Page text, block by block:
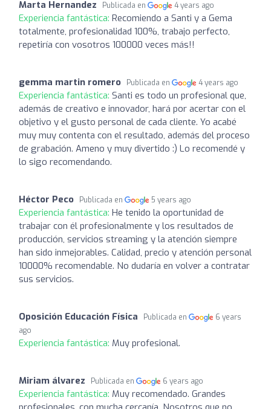
Marta Hernandez Publicada en 4 years ago
Experiencia fantástica: Recomiendo a Santi y a Gema
totalmente, profesionalidad 100%, trabajo perfecto,
repetiría con vosotros 100000 veces más!!
gemma martin romero Publicada en 4 years ago
Experiencia fantástica: Santi es todo un profesional que,
además de creativo e innovador, hará por acertar con el
objetivo y el gusto personal de cada cliente. Yo acabé
muy muy contenta con el resultado, además del proceso
de grabación. Ameno y muy divertido :) Lo recomendé y
lo sigo recomendando.
Héctor Peco Publicada en 5 years ago
Experiencia fantástica: He tenido la oportunidad de
trabajar con él profesionalmente y los resultados de
producción, servicios streaming y la atención siempre
han sido inmejorables. Calidad, precio y atención personal
10000% recomendable. No dudaría en volver a contratar
sus servicios.
Oposición Educación Física Publicada en
6 years
ago
Experiencia fantástica: Muy profesional.
Miriam álvarez Publicada en 6 years ago
Experiencia fantástica: Muy recomendado. Grandes